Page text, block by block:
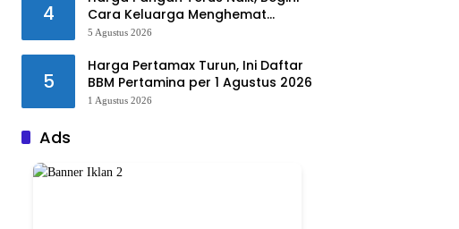
4
Cara Keluarga Menghemat
Belanja
5 Agustus 2026
5
Harga Pertamax Turun, Ini Daftar
BBM Pertamina per 1 Agustus 2026
1 Agustus 2026
Ads